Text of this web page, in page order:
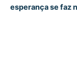
esperança se faz